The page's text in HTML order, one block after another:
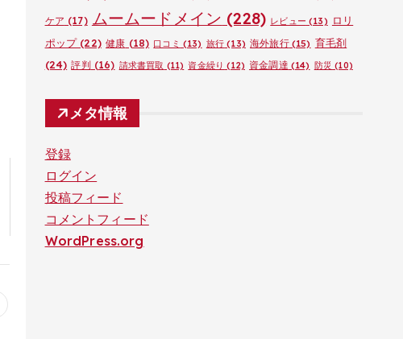
ケア (17) ムームードメイン (228) レビュー (13) ロリ
ポップ(22) 健康 (18) 口コミ (13) 旅行 (13) 海外旅行(15) 育毛剤
(24) 評判 (16) 請求書買取 (11) 資金繰り (12) 資金調達 (14) 防災 (10)
メタ情報
登録
ログイン
投稿フィード
コメントフィード
WordPress.org